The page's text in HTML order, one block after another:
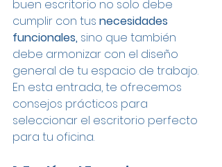
buen escritorio no solo debe
cumplir con tus necesidades
funcionales, sino que también
debe armonizar con el diseño
general de tu espacio de trabajo.
En esta entrada, te ofrecemos
consejos prácticos para
seleccionar el escritorio perfecto
para tu oficina.